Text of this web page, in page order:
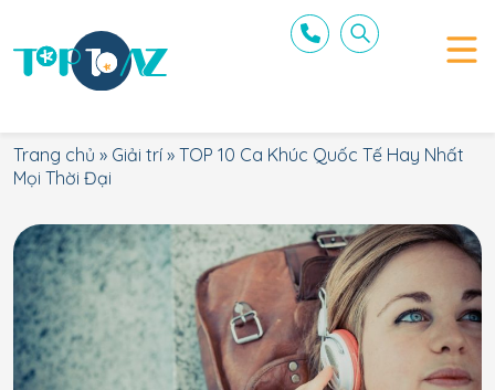
Trang chủ » Giải trí » TOP 10 Ca Khúc Quốc Tế Hay Nhất
Mọi Thời Đại